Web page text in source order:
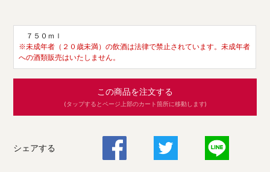
７５０ｍｌ
※未成年者（２０歳未満）の飲酒は法律で禁止されています。未成年者
への酒類販売はいたしません。
この商品を注文する
(タップするとページ上部のカート箇所に移動します)
シェアする